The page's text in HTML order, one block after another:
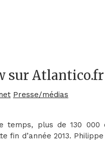
sur Atlantico.fr
Presse/médias
temps, plus de 130
fin d’année 2013.